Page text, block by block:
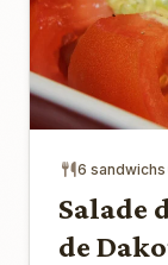
6 sandwichs
Salade
de